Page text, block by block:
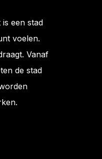
een stad
voelen.
Vanaf
de stad